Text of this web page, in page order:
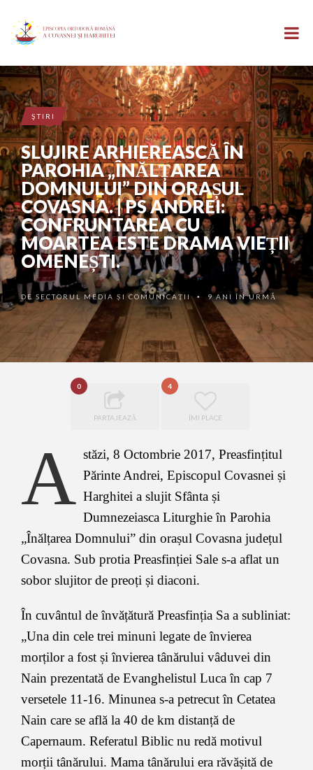
ŞTIRI
SLUJIRE ARHIEREASCĂ ÎN
PAROHIA „ÎNĂLȚAREA
DOMNULUI” DIN ORAȘUL
COVASNA. | PS ANDREI:
CONFRUNTAREA CU
MOARTEA ESTE DRAMA VIEȚII
OMENEȘTI.
DE SECTORUL MEDIA ȘI COMUNICAȚII • 9 ANI ÎN URMĂ
0
PARTAJEAZĂ
4
ÎMI PLACE
A stăzi, 8 Octombrie 2017, Preasfințitul
Părinte Andrei, Episcopul Covasnei și
Harghitei a slujit Sfânta și
Dumnezeiasca Liturghie în Parohia
„Înălțarea Domnului” din orașul Covasna județul
Covasna. Sub protia Preasfinției Sale s-a aflat un
sobor slujitor de preoți și diaconi.
În cuvântul de învățătură Preasfinția Sa a subliniat:
„Una din cele trei minuni legate de învierea
morților a fost și învierea tânărului vâduvei din
Nain prezentată de Evanghelistul Luca în cap 7
versetele 11-16. Minunea s-a petrecut în Cetatea
Nain care se află la 40 de km distanță de
Capernaum. Referatul Biblic nu redă motivul
morții tânărului. Mama tânărului era răvășită de